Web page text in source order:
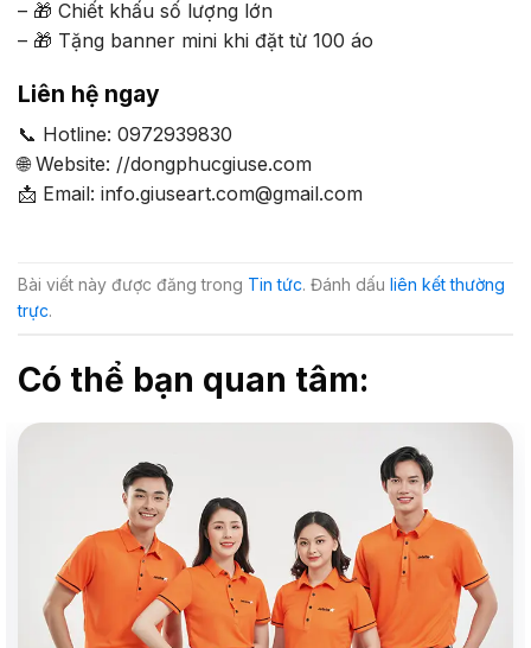
– 🎁 Chiết khấu số lượng lớn
– 🎁 Tặng banner mini khi đặt từ 100 áo
Liên hệ ngay
📞 Hotline: 0972939830
🌐 Website: //dongphucgiuse.com
📩 Email: info.giuseart.com@gmail.com
Bài viết này được đăng trong Tin tức. Đánh dấu liên kết thường
trực.
Có thể bạn quan tâm: